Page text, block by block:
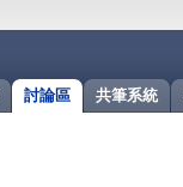
共筆系統
討論區